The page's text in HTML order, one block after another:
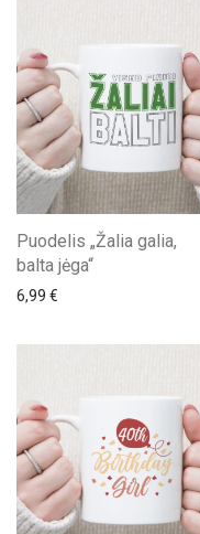
Puodelis „Žalia galia,
balta jėga“
6,99 €